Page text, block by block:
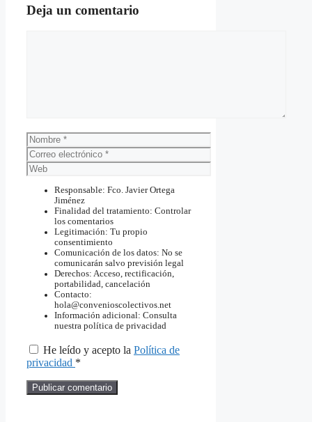
Deja un comentario
Nombre
Correo
electrónico
Web
Responsable: Fco. Javier Ortega
Jiménez
Finalidad del tratamiento: Controlar
los comentarios
Legitimación: Tu propio
consentimiento
Comunicación de los datos: No se
comunicarán salvo previsión legal
Derechos: Acceso, rectificación,
portabilidad, cancelación
Contacto:
hola@convenioscolectivos.net
Información adicional: Consulta
nuestra política de privacidad
He leído y acepto la Política de
privacidad *